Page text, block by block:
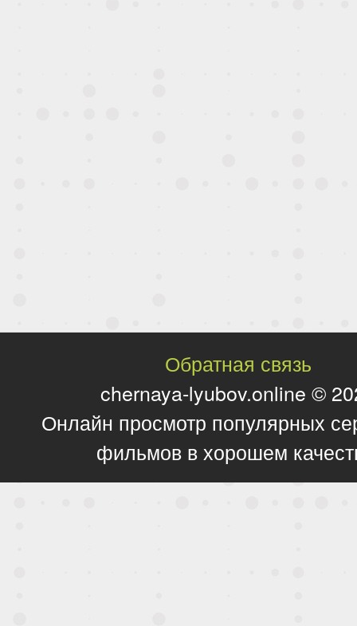
Обратная связь
chernaya-lyubov.online ©
Онлайн просмотр популярных
фильмов в хорошем